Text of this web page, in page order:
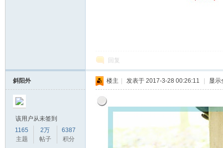
回复
斜阳外
该用户从未签到
1165
主题
2万
帖子
6387
积分
楼主 发表于 2017-3-28 00:26:11 显示